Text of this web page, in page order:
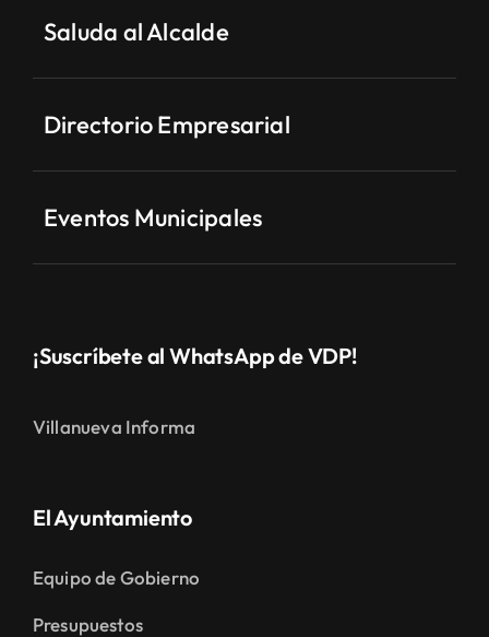
Saluda al Alcalde
Directorio Empresarial
Eventos Municipales
¡Suscríbete al WhatsApp de VDP!
Villanueva Informa
El Ayuntamiento
Equipo de Gobierno
Presupuestos